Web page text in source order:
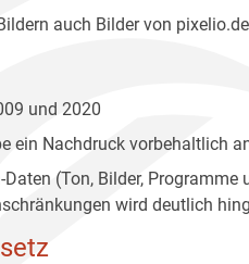
auch Bilder von
und 2020
ein Nachdruck vorbehaltlich
(Ton, Bilder,
wird deutlich